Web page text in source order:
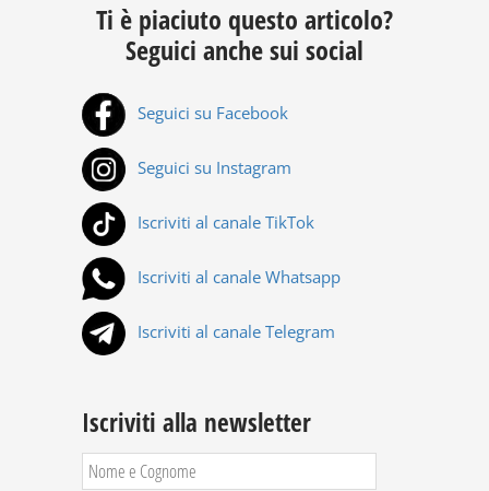
Ti è piaciuto questo articolo?
Seguici anche sui social
Seguici su Facebook
Seguici su Instagram
Iscriviti al canale TikTok
Iscriviti al canale Whatsapp
Iscriviti al canale Telegram
Iscriviti alla newsletter